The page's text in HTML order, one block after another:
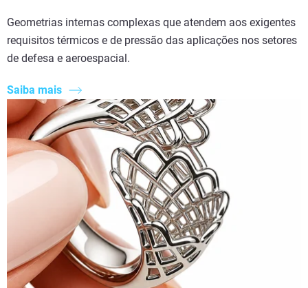
Geometrias internas complexas que atendem aos exigentes
requisitos térmicos e de pressão das aplicações nos setores
de defesa e aeroespacial.
Saiba mais